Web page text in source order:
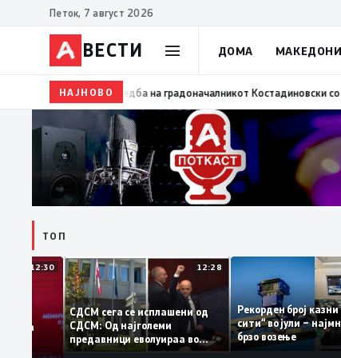
Петок, 7 август 2026
ВЕСТИ ДОМА
НАЈНОВО09:29Нова фитнес зона во ООУ „Мирче Ацев“
ТОП
12:30
на
12:28
СДСМ сега се исплашени од
СДСМ: Од најголеми
предавници еволуираа во
најголеми патриоти
Рекорден број
сити“ во јули –
брзо возење